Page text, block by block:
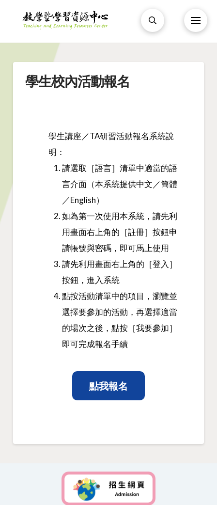
學生校內活動報名
學生講座／TA研習活動報名系統說
明：
請選取［語言］清單中適當的語
言介面（本系統提供中文／簡體
／English）
如為第一次使用本系統，請先利
用畫面右上角的［註冊］按鈕申
請帳號與密碼，即可馬上使用
請先利用畫面右上角的［登入］
按鈕，進入系統
點按活動清單中的項目，瀏覽並
選擇要參加的活動，再選擇適當
的場次之後，點按［我要參加］
即可完成報名手續
點我報名